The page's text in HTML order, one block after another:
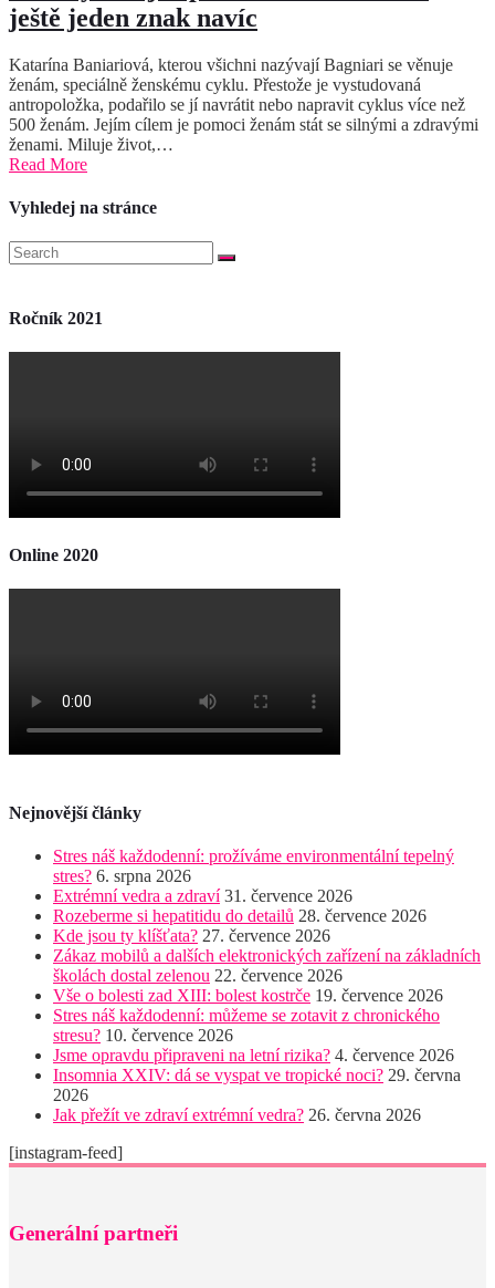
ještě jeden znak navíc
Katarína Baniariová, kterou všichni nazývají Bagniari se věnuje
ženám, speciálně ženskému cyklu. Přestože je vystudovaná
antropoložka, podařilo se jí navrátit nebo napravit cyklus více než
500 ženám. Jejím cílem je pomoci ženám stát se silnými a zdravými
ženami. Miluje život,…
Read More
Vyhledej na stránce
Ročník 2021
Online 2020
Nejnovější články
Stres náš každodenní: prožíváme environmentální tepelný
stres? 6. srpna 2026
Extrémní vedra a zdraví 31. července 2026
Rozeberme si hepatitidu do detailů 28. července 2026
Kde jsou ty klíšťata? 27. července 2026
Zákaz mobilů a dalších elektronických zařízení na základních
školách dostal zelenou 22. července 2026
Vše o bolesti zad XIII: bolest kostrče 19. července 2026
Stres náš každodenní: můžeme se zotavit z chronického
stresu? 10. července 2026
Jsme opravdu připraveni na letní rizika? 4. července 2026
Insomnia XXIV: dá se vyspat ve tropické noci? 29. června
2026
Jak přežít ve zdraví extrémní vedra? 26. června 2026
[instagram-feed]
Generální partneři